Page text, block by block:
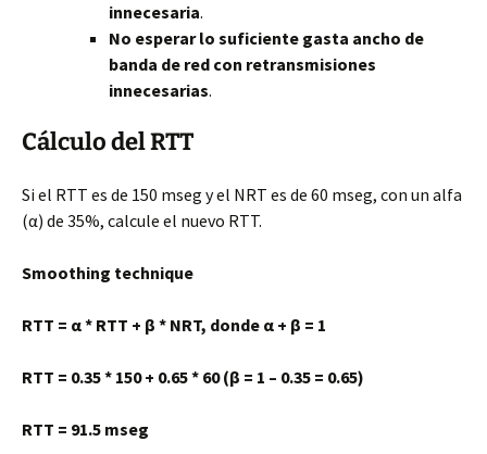
innecesaria.
No esperar lo suficiente gasta ancho de
banda de red con retransmisiones
innecesarias.
Cálculo del RTT
Si el RTT es de 150 mseg y el NRT es de 60 mseg, con un alfa
(α) de 35%, calcule el nuevo RTT.
Smoothing technique
RTT = α * RTT + β * NRT, donde α + β = 1
RTT = 0.35 * 150 + 0.65 * 60 (β = 1 – 0.35 = 0.65)
RTT = 91.5 mseg